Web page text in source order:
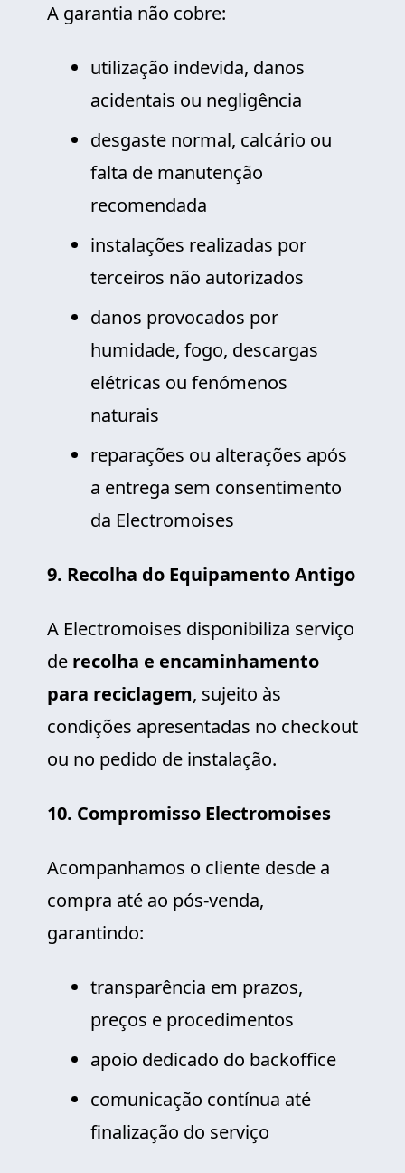
A garantia não cobre:
utilização indevida, danos
acidentais ou negligência
desgaste normal, calcário ou
falta de manutenção
recomendada
instalações realizadas por
terceiros não autorizados
danos provocados por
humidade, fogo, descargas
elétricas ou fenómenos
naturais
reparações ou alterações após
a entrega sem consentimento
da Electromoises
9. Recolha do Equipamento Antigo
A Electromoises disponibiliza serviço
de recolha e encaminhamento
para reciclagem, sujeito às
condições apresentadas no checkout
ou no pedido de instalação.
10. Compromisso Electromoises
Acompanhamos o cliente desde a
compra até ao pós-venda,
garantindo:
transparência em prazos,
preços e procedimentos
apoio dedicado do backoffice
comunicação contínua até
finalização do serviço